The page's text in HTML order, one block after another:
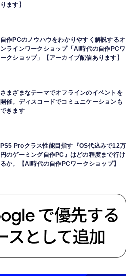
ります】
自作PCのノウハウをわかりやすく解説するオ
ンラインワークショップ「AI時代の自作PCワ
ークショップ」【アーカイブ配信あります】
さまざまなテーマでオフラインのイベントを
開催。ディスコードでコミュニケーションも
できます
PS5 Proクラス性能目指す『OS代込みで12万
円のゲーミング自作PC』はどの程度まで行け
るか。【AI時代の自作PCワークショップ】